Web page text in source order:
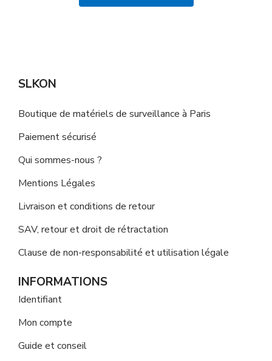
SLKON
Boutique de matériels de surveillance à Paris
Paiement sécurisé
Qui sommes-nous ?
Mentions Légales
Livraison et conditions de retour
SAV, retour et droit de rétractation
Clause de non-responsabilité et utilisation légale
INFORMATIONS
Identifiant
Mon compte
Guide et conseil